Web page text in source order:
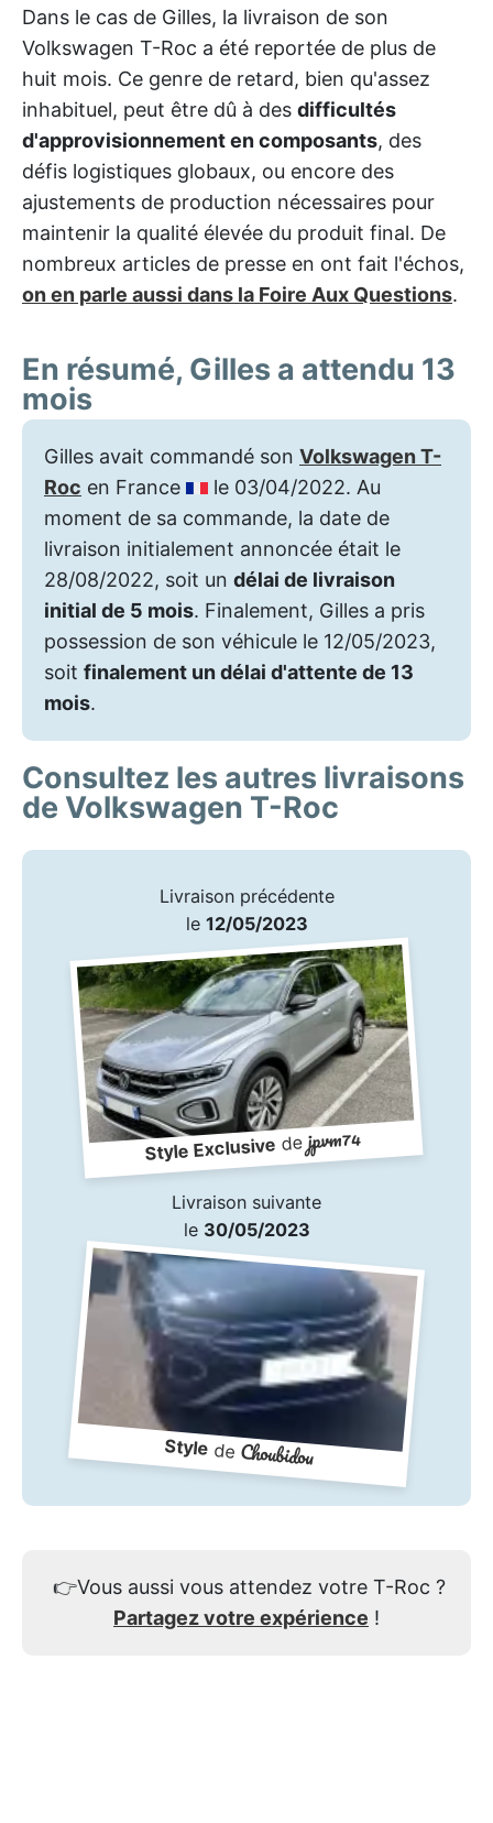
Dans le cas de Gilles, la livraison de son
Volkswagen T-Roc a été reportée de plus de
huit mois. Ce genre de retard, bien qu'assez
inhabituel, peut être dû à des difficultés
d'approvisionnement en composants, des
défis logistiques globaux, ou encore des
ajustements de production nécessaires pour
maintenir la qualité élevée du produit final. De
nombreux articles de presse en ont fait l'échos,
on en parle aussi dans la Foire Aux Questions.
En résumé, Gilles a attendu 13
mois
Gilles avait commandé son Volkswagen T-
Roc en France
le 03/04/2022. Au
moment de sa commande, la date de
livraison initialement annoncée était le
28/08/2022, soit un délai de livraison
initial de 5 mois. Finalement, Gilles a pris
possession de son véhicule le 12/05/2023,
soit finalement un délai d'attente de 13
mois.
Consultez les autres livraisons
de Volkswagen T-Roc
Livraison précédente
le 12/05/2023
Style Exclusivedejpvm74
Livraison suivante
le 30/05/2023
Stylede Choubidou
👉 Vous aussi vous attendez votre T-Roc ?
Partagez votre expérience !